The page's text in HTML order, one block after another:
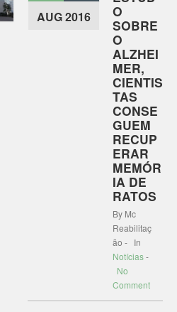
AUG 2016
O
SOBRE
O
ALZHEI
MER,
CIENTIS
TAS
CONSE
GUEM
RECUP
ERAR
MEMÓR
IA DE
RATOS
By Mc
Reabilitaç
ão - In
Notícias-
No
Comment